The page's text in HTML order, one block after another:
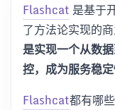
Flashcat是基于
了方法论实现的商
是实现一个从数
控，成为服务稳
Flashcat都有哪